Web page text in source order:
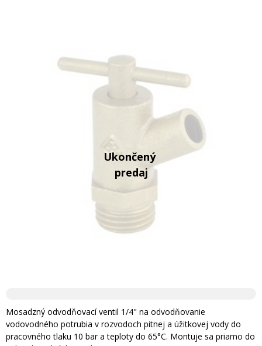
Mosadzný odvodňovací ventil 1/4" na odvodňovanie
vodovodného potrubia v rozvodoch pitnej a úžitkovej vody do
pracovného tlaku 10 bar a teploty do 65°C. Montuje sa priamo do